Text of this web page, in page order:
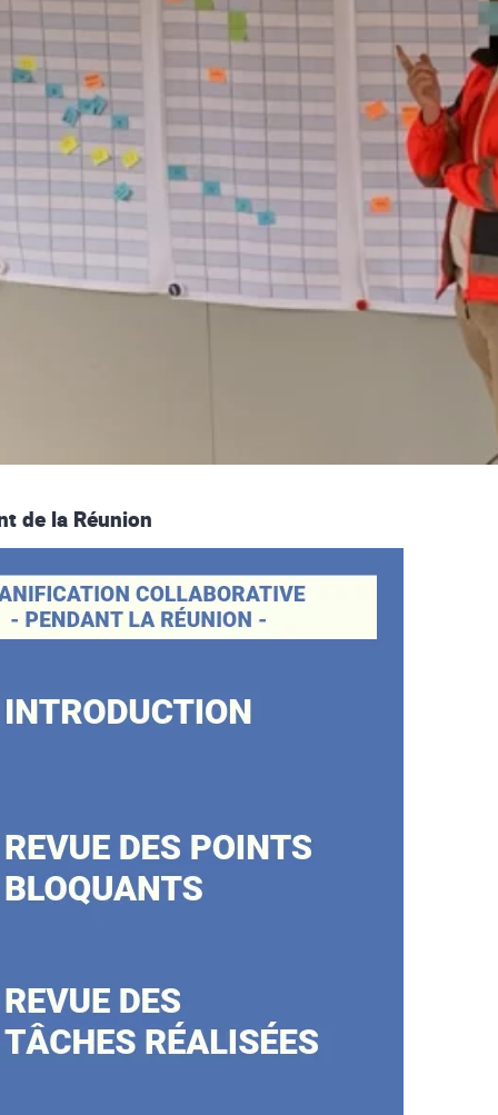
de la Réunion